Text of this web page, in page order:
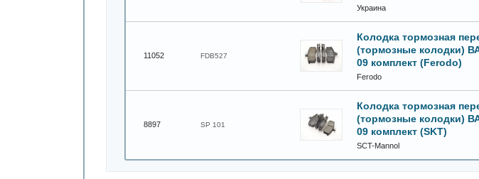
Украина
11052 FDB527
Колодка тормозная
(тормозные колодки)
09 комплект (Ferodo)
Ferodo
8897 SP 101
Колодка тормозная
(тормозные колодки)
09 комплект (SKT)
SCT-Mannol